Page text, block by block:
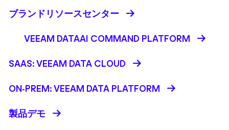
ブランドリソースセンター
VEEAM DATAAI COMMAND PLATFORM
SAAS: VEEAM DATA CLOUD
ON-PREM: VEEAM DATA PLATFORM
製品デモ